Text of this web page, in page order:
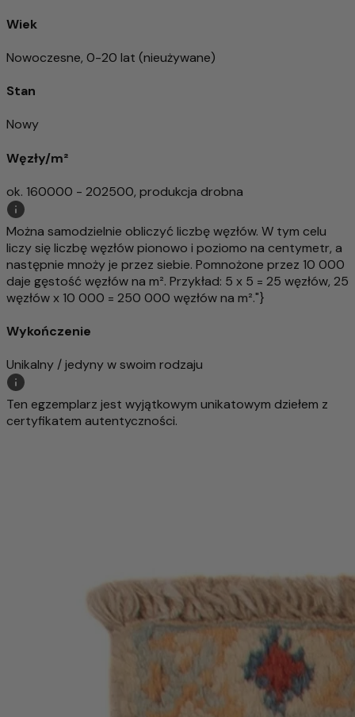
Wiek
Nowoczesne, 0-20 lat (nieużywane)
Stan
Nowy
Węzły/m²
ok. 160000 - 202500, produkcja drobna
Można samodzielnie obliczyć liczbę węzłów. W tym celu
liczy się liczbę węzłów pionowo i poziomo na centymetr, a
następnie mnoży je przez siebie. Pomnożone przez 10 000
daje gęstość węzłów na m². Przykład: 5 x 5 = 25 węzłów, 25
węzłów x 10 000 = 250 000 węzłów na m²."}
Wykończenie
Unikalny / jedyny w swoim rodzaju
Ten egzemplarz jest wyjątkowym unikatowym dziełem z
certyfikatem autentyczności.